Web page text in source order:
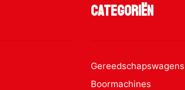
Categoriën
Gereedschapswagens
Boormachines